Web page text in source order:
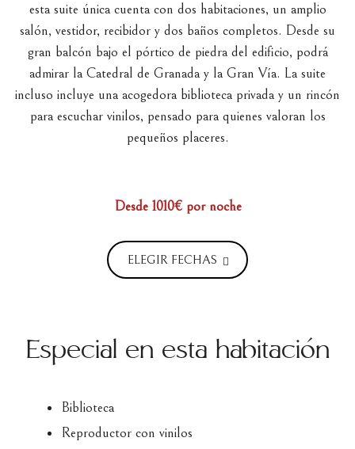
esta suite única cuenta con dos habitaciones, un amplio
salón, vestidor, recibidor y dos baños completos. Desde su
gran balcón bajo el pórtico de piedra del edificio, podrá
admirar la Catedral de Granada y la Gran Vía. La suite
incluso incluye una acogedora biblioteca privada y un rincón
para escuchar vinilos, pensado para quienes valoran los
pequeños placeres.
Desde 1010€por noche
ELEGIR FECHAS
Especial en esta habitación
Biblioteca
Reproductor con vinilos